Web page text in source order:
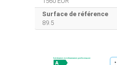
Surface de référence
89.5